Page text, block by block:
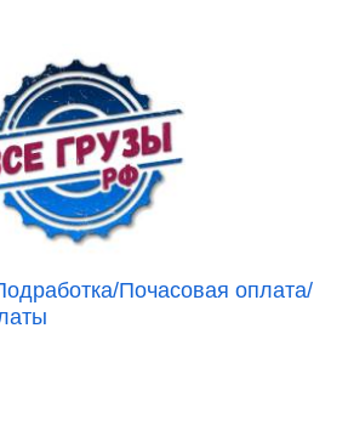
Почасовая оплата/